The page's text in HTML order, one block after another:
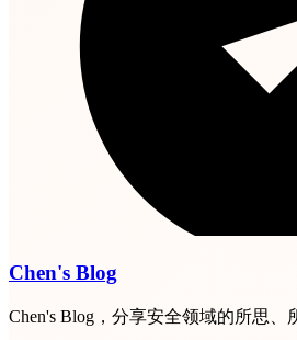
Chen's Blog
Chen's Blog，分享安全领域的所思、